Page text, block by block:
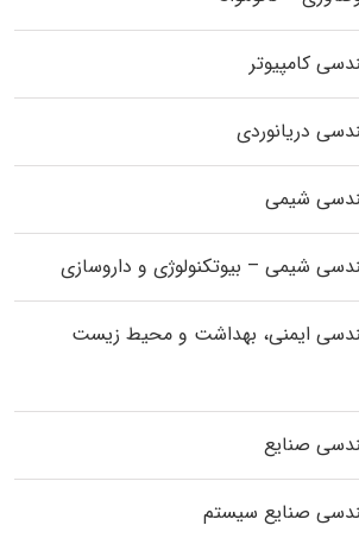
کامپیوتر
دریانوردی
شیمی
شیمی – بیوتکنولوژی و داروسازی
ایمنی، بهداشت و محیط زیست
صنایع
صنایع سیستم